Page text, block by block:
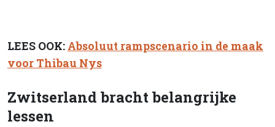
LEES OOK: Absoluut rampscenario in de maak
voor Thibau Nys
Zwitserland bracht belangrijke
lessen